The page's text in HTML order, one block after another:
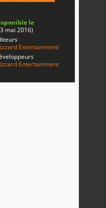
le
mai 2016)
Entertainment
Entertainment